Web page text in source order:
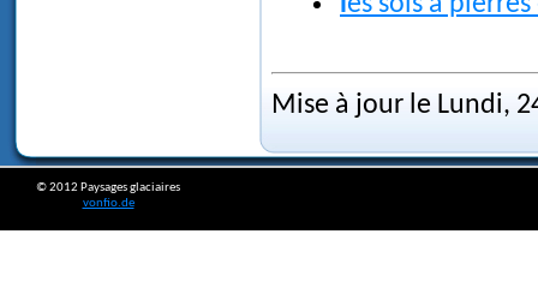
Mise à jour le Lundi,
© 2012 Paysages glaciaires
vonfio.de